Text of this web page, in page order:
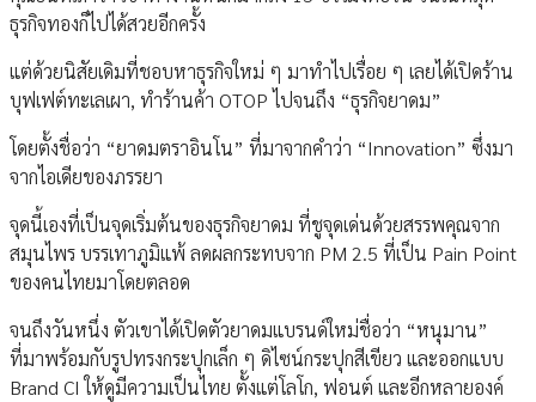
ธุรกิจทองก็ไปได้สวยอีกครั้ง
แต่ด้วยนิสัยเดิมที่ชอบหาธุรกิจใหม่ ๆ มาทำไปเรื่อย ๆ เลยได้เปิดร้าน
บุฟเฟต์ทะเลเผา, ทำร้านค้า OTOP ไปจนถึง “ธุรกิจยาดม”
โดยตั้งชื่อว่า “ยาดมตราอินโน” ที่มาจากคำว่า “Innovation” ซึ่งมา
จากไอเดียของภรรยา
จุดนี้เองที่เป็นจุดเริ่มต้นของธุรกิจยาดม ที่ชูจุดเด่นด้วยสรรพคุณจาก
สมุนไพร บรรเทาภูมิแพ้ ลดผลกระทบจาก PM 2.5 ที่เป็น Pain Point
ของคนไทยมาโดยตลอด
จนถึงวันหนึ่ง ตัวเขาได้เปิดตัวยาดมแบรนด์ใหม่ชื่อว่า “หนุมาน”
ที่มาพร้อมกับรูปทรงกระปุกเล็ก ๆ ดิไซน์กระปุกสีเขียว และออกแบบ
Brand CI ให้ดูมีความเป็นไทย ตั้งแต่โลโก, ฟอนต์ และอีกหลายองค์